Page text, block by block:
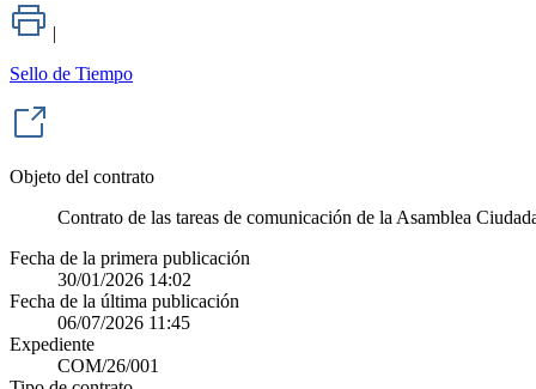
|
Sello de Tiempo
Objeto del contrato
Contrato de las tareas de comunicación de la Asamblea
Fecha de la primera publicación
30/01/2026 14:02
Fecha de la última publicación
06/07/2026 11:45
Expediente
COM/26/001